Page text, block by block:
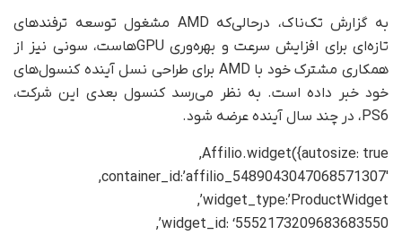
به گزارش تک‌ناک، درحالی‌که AMD مشغول توسعه ترفندهای
تازه‌ای برای افزایش سرعت و بهره‌وری GPUهاست، سونی نیز از
همکاری مشترک خود با AMD برای طراحی نسل آینده کنسول‌های
خود خبر داده است. به نظر می‌رسد کنسول بعدی این شرکت،
PS6، در چند سال آینده عرضه شود.
Affilio.widget({autosize: true,
container_id:’affilio_5489043047068571307′,
widget_type:’ProductWidget’,
widget_id: ‘5552173209683683550’,